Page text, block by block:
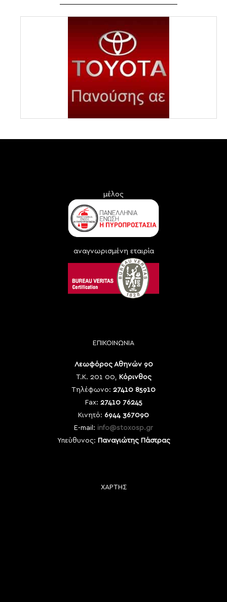
μέλος
αναγνωρισμένη εταιρία
ΕΠΙΚΟΙΝΩΝΙΑ
Λεωφόρος Αθηνών 90
Τ.Κ. 201 00,
Κόρινθος
Τηλέφωνο: 27410 85910
Fax: 27410 76245
Κινητό: 6944 367090
E-mail: info@stoxosp.gr
Υπεύθυνος: Παναγιώτης Πάστρας
ΧΑΡΤΗΣ